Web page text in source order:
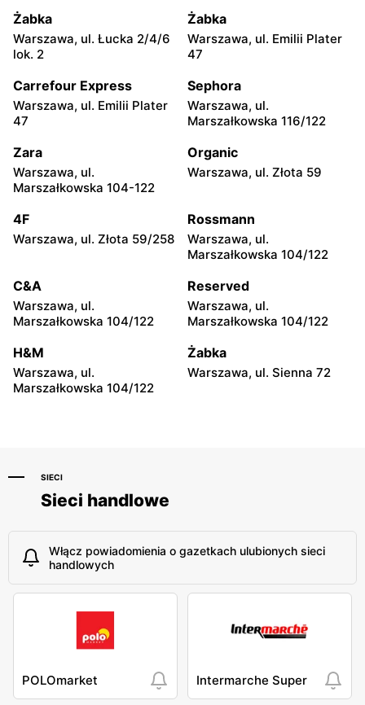
Max Elektro
Ciechanów, ul. Pułtuska 20
Max Elektro
Jedlińsk, ul. Warecka 3
Max Elektro
Sokołów Podlaski, ul. Długa
Max Elektro
Ostrów Mazowiecka, ul. 3
Max Elektro
Przasnysz, ul. Żwirki i
Max Elektro
Max Elektro Max Elektro
Głowno, ul. Łowicka 50
Max Elektro
Radom, ul. Mieczysława
Niedziałkowskiego 19/21
Max Elektro
Ryki, ul. Warszawska 80
Max Elektro
Radom, ul. Biznesowa 2
Max Elektro
Zaręby Kościelne, ul.
Żabka
Warszawa, ul. Łucka 2/4/6
lok. 2
Żabka
Warszawa, ul. Emilii Plater
47
Carrefour Express
Warszawa, ul. Emilii Plater
47
Sephora
Warszawa, ul.
Marszałkowska 116/122
Zara
Warszawa, ul.
Marszałkowska 104-122
Organic
Warszawa, ul. Złota 59
4F
Warszawa, ul. Złota 59/258
Rossmann
Warszawa, ul.
Marszałkowska 104/122
C&A
Warszawa, ul.
Marszałkowska 104/122
Reserved
Warszawa, ul.
Marszałkowska 104/122
H&M
Warszawa, ul.
Marszałkowska 104/122
Żabka
Warszawa, ul. Sienna 72
SIECI
Sieci handlowe
Włącz powiadomienia o gazetkach ulubionych sieci
handlowych
POLOmarket Intermarche Super